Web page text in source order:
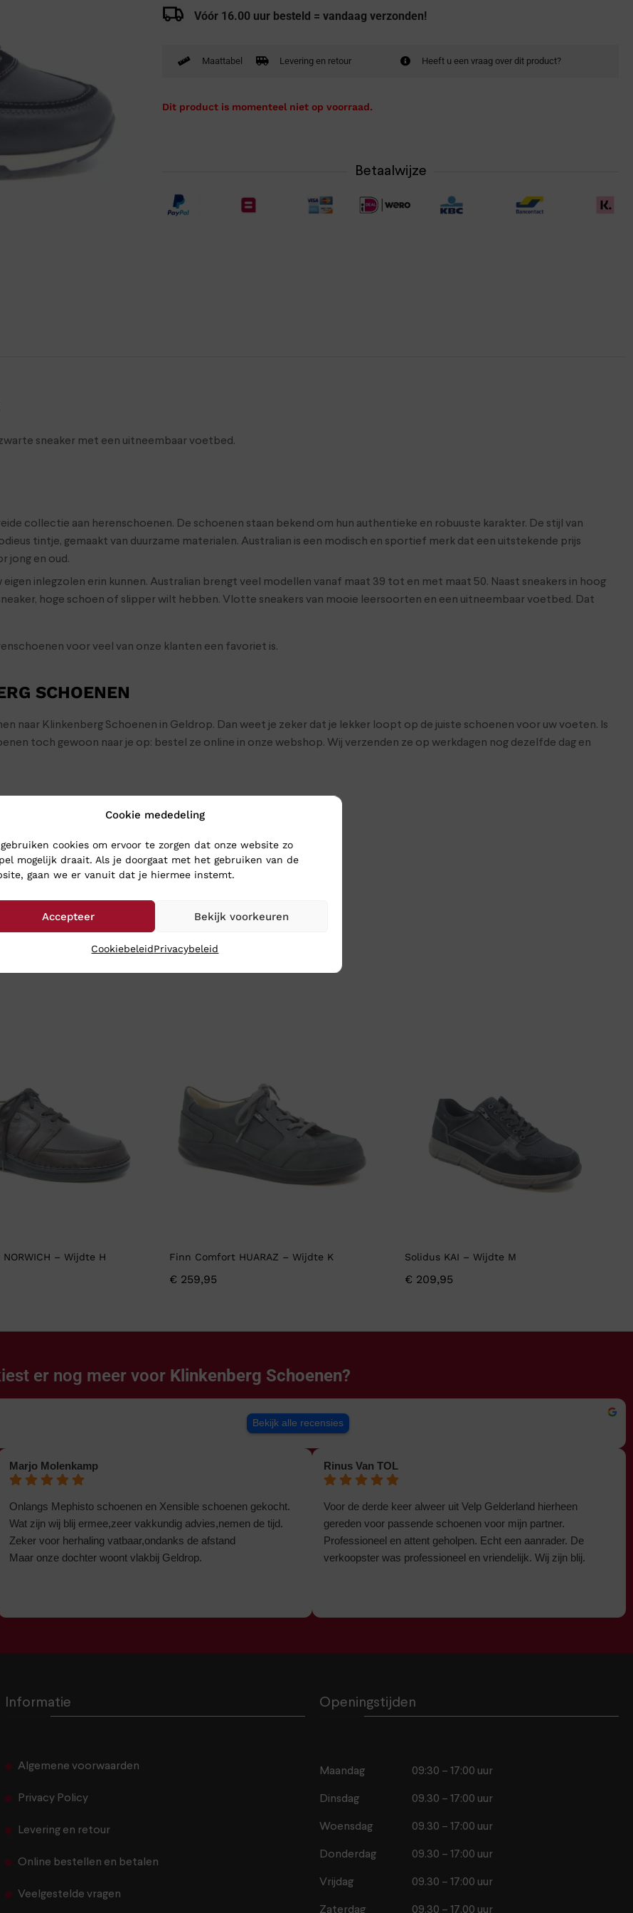
Cookie mededeling
cookies om ervoor te zorgen dat onze website zo
mogelijk draait. Als je doorgaat met het gebruiken van de
gaan we er vanuit dat je hiermee instemt.
Accepteer Bekijk voorkeuren
CookiebeleidPrivacybeleid
Vóór 16.00 uur besteld = vandaag verzonden!
Maattabel Levering en retour Heeft u een vraag over dit product?
Dit product is momenteel niet op voorraad.
Betaalwijze
sneaker met een uitneembaar voetbed.
collectie aan herenschoenen. De schoenen staan bekend om hun authentieke en robuuste karakter. De stijl van
tintje, gemaakt van duurzame materialen. Australian is een modisch en sportief merk dat een uitstekende prijs
jong en oud.
inlegzolen erin kunnen. Australian brengt veel modellen vanaf maat 39 tot en met maat 50. Naast sneakers in hoog
hoge schoen of slipper wilt hebben. Vlotte sneakers van mooie leersoorten en een uitneembaar voetbed. Dat
voor veel van onze klanten een favoriet is.
SCHOENEN
naar Klinkenberg Schoenen in Geldrop. Dan weet je zeker dat je lekker loopt op de juiste schoenen voor uw voeten. Is
toch gewoon naar je op: bestel ze online in onze webshop. Wij verzenden ze op werkdagen nog dezelfde dag en
– Wijdte H Finn Comfort HUARAZ – Wijdte K
€ 259,95
Solidus KAI – Wijdte M
€ 209,95
er nog meer voor Klinkenberg Schoenen?
Bekijk alle recensies
Marjo Molenkamp
Onlangs Mephisto schoenen en Xensible schoenen gekocht.
Wat zijn wij blij ermee,zeer vakkundig advies,nemen de tijd.
Zeker voor herhaling vatbaar,ondanks de afstand
Maar onze dochter woont vlakbij Geldrop.
Rinus Van TOL
Voor de derde keer alweer uit Velp Gelderland hierheen
gereden voor passende schoenen voor mijn partner.
Professioneel en attent geholpen. Echt een aanrader. De
verkoopster was professioneel en vriendelijk. Wij zijn blij.
Informatie
Algemene voorwaarden
Privacy Policy
Levering en retour
Online bestellen en betalen
Veelgestelde vragen
Openingstijden
Maandag 09:30 – 17:00 uur
Dinsdag 09.30 – 17:00 uur
Woensdag 09.30 – 17:00 uur
Donderdag 09.30 – 17:00 uur
Vrijdag 09.30 – 17:00 uur
Zaterdag 09.30 – 17.00 uur